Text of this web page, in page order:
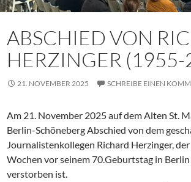
ABSCHIED VON
HERZINGER
21. NOVEMBER 2025 SCHREIBE EINEN
Am 21. November 2025 auf dem Alten St.
Berlin-Schöneberg Abschied von dem
Journalistenkollegen Richard Herzinger,
Wochen vor seinem 70.Geburtstag in
verstorben ist.